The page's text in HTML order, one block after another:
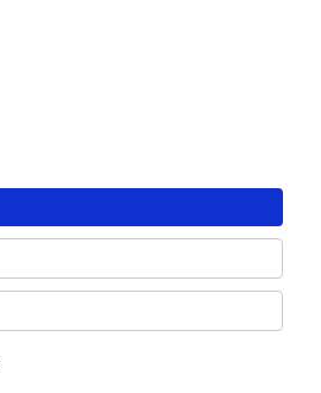
Politique Générale de